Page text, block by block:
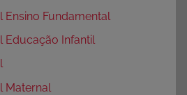
Ensino Fundamental
Educação Infantil
Maternal